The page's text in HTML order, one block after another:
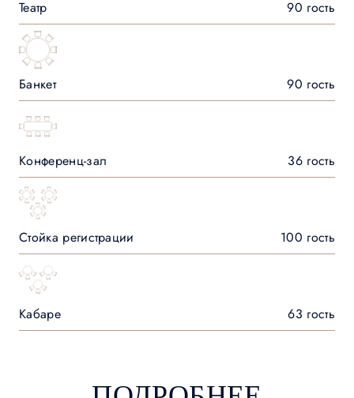
Театр 90 гость
Банкет 90 гость
Конференц-зал 36 гость
Стойка регистрации 100 гость
Кабаре 63 гость